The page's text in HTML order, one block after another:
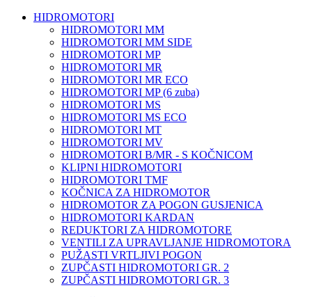
HIDROMOTORI
HIDROMOTORI MM
HIDROMOTORI MM SIDE
HIDROMOTORI MP
HIDROMOTORI MR
HIDROMOTORI MR ECO
HIDROMOTORI MP (6 zuba)
HIDROMOTORI MS
HIDROMOTORI MS ECO
HIDROMOTORI MT
HIDROMOTORI MV
HIDROMOTORI B/MR - S KOČNICOM
KLIPNI HIDROMOTORI
HIDROMOTORI TMF
KOČNICA ZA HIDROMOTOR
HIDROMOTOR ZA POGON GUSJENICA
HIDROMOTORI KARDAN
REDUKTORI ZA HIDROMOTORE
VENTILI ZA UPRAVLJANJE HIDROMOTORA
PUŽASTI VRTLJIVI POGON
ZUPČASTI HIDROMOTORI GR. 2
ZUPČASTI HIDROMOTORI GR. 3